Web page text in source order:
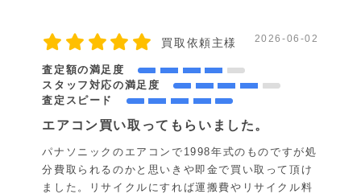
買取依頼主様 2026-06-02
査定額の満足度
スタッフ対応の満足度
査定スピード
エアコン買い取ってもらいました。
パナソニックのエアコンで1998年式のものですが処
分費取られるのかと思いきや即金で買い取って頂け
ました。リサイクルにすれば運搬費やリサイクル料